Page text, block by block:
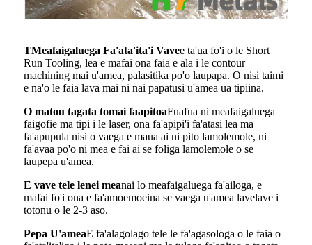
TMeafaigaluega Fa'ata'ita'i Vavee ta'ua fo'i o le Short
Run Tooling, lea e mafai ona faia e ala i le contour
machining mai u'amea, palasitika po'o laupapa. O nisi taimi
e na'o le faia lava mai ni nai papatusi u'amea ua tipiina.
O matou tagata tomai faapitoaFuafua ni meafaigaluega
faigofie ma tipi i le laser, ona fa'apipi'i fa'atasi lea ma
fa'apupula nisi o vaega e maua ai ni pito lamolemole, ni
fa'avaa po'o ni mea e fai ai se foliga lamolemole o se
laupepa u'amea.
E vave tele lenei meanai lo meafaigaluega fa'ailoga, e
mafai fo'i ona e fa'amoemoeina se vaega u'amea lavelave i
totonu o le 2-3 aso.
Pepa U'ameaE fa'alagolago tele le fa'agasologa o le faia o